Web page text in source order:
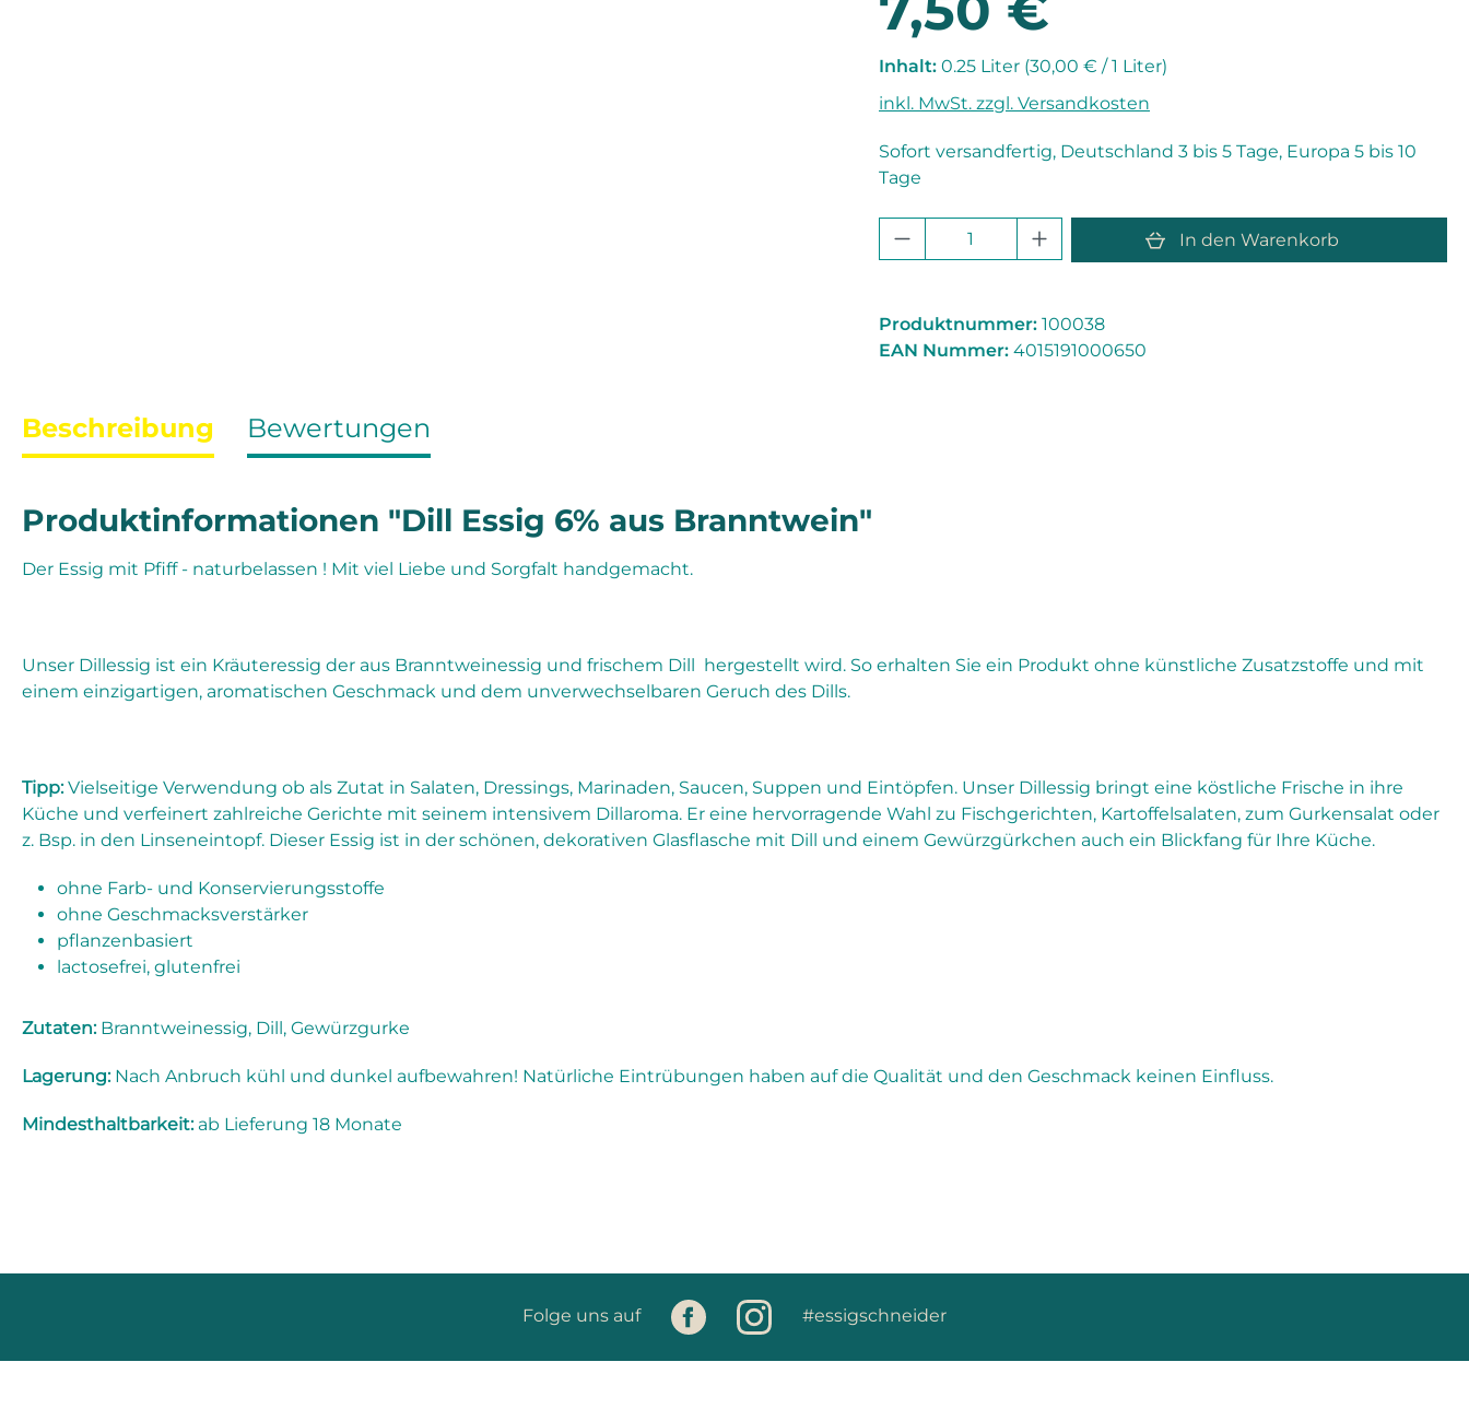
Inhalt: 0.25 Liter (30,00 € / 1 Liter)
inkl. MwSt. zzgl. Versandkosten
Sofort versandfertig, Deutschland 3 bis 5 Tage, Europa 5 bis 10
Tage
Produkt Anzahl: Gib den gewünschten
In den Warenkorb
Produktnummer: 100038
EAN Nummer: 4015191000650
Beschreibung Bewertungen
Produktinformationen "Dill Essig 6% aus Branntwein"
Der Essig mit Pfiff - naturbelassen ! Mit viel Liebe und Sorgfalt handgemacht.
Unser Dillessig ist ein Kräuteressig der aus Branntweinessig und frischem Dill hergestellt wird. So erhalten Sie ein Produkt ohne künstliche Zusatzstoffe und mit
einem einzigartigen, aromatischen Geschmack und dem unverwechselbaren Geruch des Dills.
Tipp:Vielseitige Verwendung ob als Zutat in Salaten, Dressings, Marinaden, Saucen, Suppen und Eintöpfen. Unser Dillessig bringt eine köstliche Frische in ihre
Küche und verfeinert zahlreiche Gerichte mit seinem intensivem Dillaroma. Er eine hervorragende Wahl zu Fischgerichten, Kartoffelsalaten, zum Gurkensalat oder
z. Bsp. in den Linseneintopf. Dieser Essig ist in der schönen, dekorativen Glasflasche mit Dill und einem Gewürzgürkchen auch ein Blickfang für Ihre Küche.
ohne Farb- und Konservierungsstoffe
ohne Geschmacksverstärker
pflanzenbasiert
lactosefrei, glutenfrei
Zutaten:Branntweinessig, Dill, Gewürzgurke
Lagerung:Nach Anbruch kühl und dunkel aufbewahren! Natürliche Eintrübungen haben auf die Qualität und den Geschmack keinen Einfluss.
Mindesthaltbarkeit:ab Lieferung 18 Monate
Folge uns auf #essigschneider